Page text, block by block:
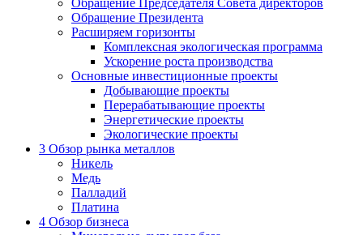
Обращение Председателя Совета директоров
Обращение Президента
Расширяем горизонты
Комплексная экологическая программа
Ускорение роста производства
Основные инвестиционные проекты
Добывающие проекты
Перерабатывающие проекты
Энергетические проекты
Экологические проекты
3 Обзор рынка металлов
Никель
Медь
Палладий
Платина
4 Обзор бизнеса